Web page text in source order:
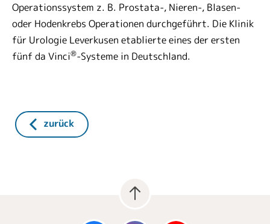
Operationssystem z. B. Prostata-, Nieren-, Blasen-
oder Hodenkrebs Operationen durchgeführt. Die Klinik
für Urologie Leverkusen etablierte eines der ersten
fünf da Vinci®-Systeme in Deutschland.
zurück